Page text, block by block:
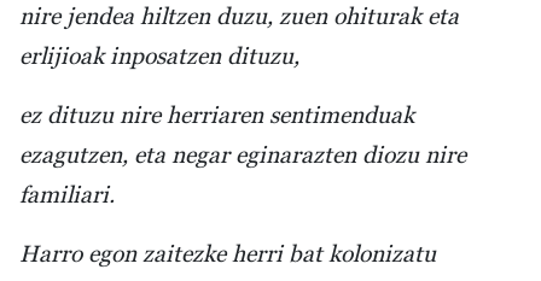
nire jendea hiltzen duzu, zuen ohiturak eta
erlijioak inposatzen dituzu,
ez dituzu nire herriaren sentimenduak
ezagutzen, eta negar eginarazten diozu nire
familiari.
Harro egon zaitezke herri bat kolonizatu